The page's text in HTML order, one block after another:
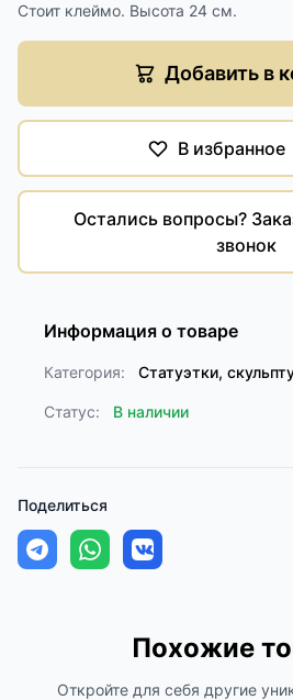
Стоит клеймо. Высота 24 см.
Добавить в
В избранное
Остались вопросы?
звонок
Информация о товаре
Категория: Статуэтки,
Статус: В наличии
Поделиться
Похожие
Откройте для себя другие